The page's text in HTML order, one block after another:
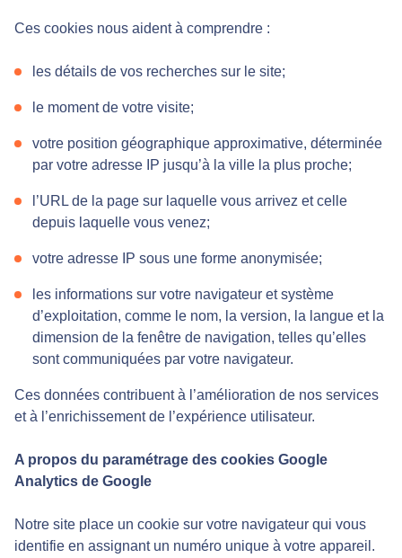
Ces cookies nous aident à comprendre :
les détails de vos recherches sur le site;
le moment de votre visite;
votre position géographique approximative, déterminée
par votre adresse IP jusqu’à la ville la plus proche;
l’URL de la page sur laquelle vous arrivez et celle
depuis laquelle vous venez;
votre adresse IP sous une forme anonymisée;
les informations sur votre navigateur et système
d’exploitation, comme le nom, la version, la langue et la
dimension de la fenêtre de navigation, telles qu’elles
sont communiquées par votre navigateur.
Ces données contribuent à l’amélioration de nos services
et à l’enrichissement de l’expérience utilisateur.
A propos du paramétrage des cookies Google
Analytics de Google
Notre site place un cookie sur votre navigateur qui vous
identifie en assignant un numéro unique à votre appareil.